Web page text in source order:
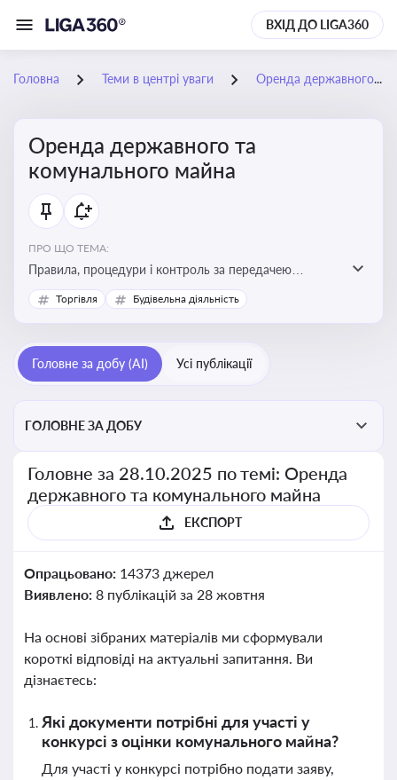
ВХІД ДО LIGA360
Головна Теми в центрі уваги Оренда державного та комунального майна
Оренда державного та
комунального майна
ПРО ЩО ТЕМА:
Правила, процедури і контроль за передачею
державного та комунального майна в оренду. Кейси
використання публічного майна
Торгівля Будівельна діяльність
Головне за добу (AI) Усі публікації
ГОЛОВНЕ ЗА ДОБУ
Головне за 28.10.2025 по темі: Оренда
державного та комунального майна
ЕКСПОРТ
Опрацьовано: 14373 джерел
Виявлено: 8 публікацій за 28 жовтня
На основі зібраних матеріалів ми сформували
короткі відповіді на актуальні запитання. Ви
дізнаєтесь:
Які документи потрібні для участі у
конкурсі з оцінки комунального майна?
Для участі у конкурсі потрібно подати заяву,